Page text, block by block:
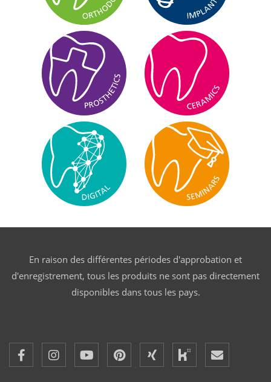
En raison des différentes périodes d'approbation et
d'enregistrement, tous les produits ne sont pas directement
disponibles dans tous les pays.